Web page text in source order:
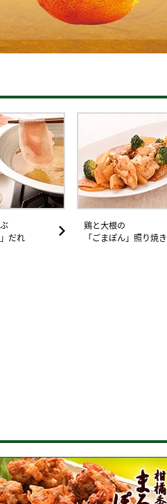
酢サワー 納豆の豆知識
だれ
鶏と大根の
「ごまぽん」照り焼き